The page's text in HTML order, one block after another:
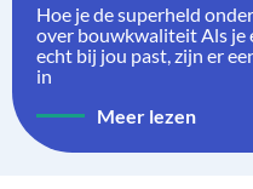
Hoe je de superheld
over bouwkwaliteit Als je
echt bij jou past, zijn er
in
Meer lezen